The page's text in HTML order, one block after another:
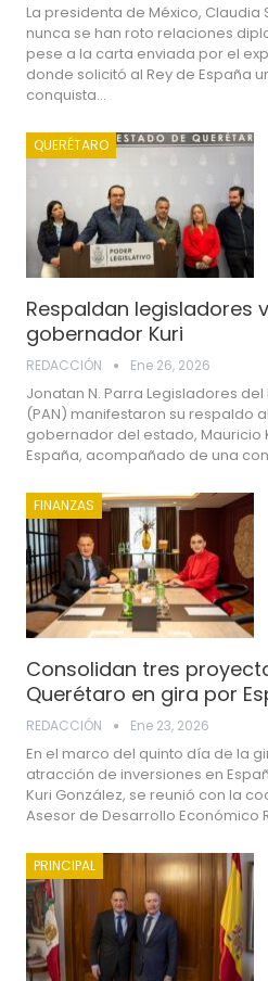
La presidenta de México,
nunca se han roto relaciones
pese a la carta enviada por el
donde solicitó al Rey de España
conquista…
QUERÉTARO
Respaldan legisladores
gobernador Kuri
REDACCIÓN Ene 26, 2026
Jonatan N. Parra Legisladores
(PAN) manifestaron su respaldo
gobernador del estado, Mauricio
España, acompañado de una
FINANZAS
Consolidan tres
Querétaro en gira por
REDACCIÓN Ene 23, 2026
En el marco del quinto día de la
atracción de inversiones en
Kuri González, se reunió con la
Asesor de Desarrollo Económico
PRINCIPAL